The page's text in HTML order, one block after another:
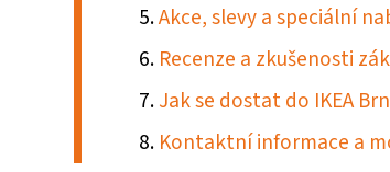
Akce, slevy a speciální
Recenze a zkušenosti
Jak se dostat do IKEA
Kontaktní informace a